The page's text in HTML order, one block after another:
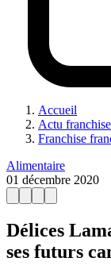
Accueil
Actu franchise
Franchise
Alimentaire
01 décembre 2020
Délices
ses futurs